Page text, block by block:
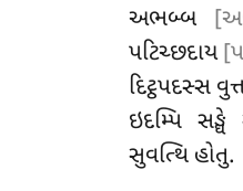
અભબ્બ
પટિચ્છદાય
દિટ્ઠપદસ્સ
ઇદમ્પિ
સુવત્થિ હોતુ.